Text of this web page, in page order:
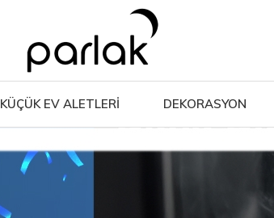
KÜÇÜK EV ALETLERİ DEKORASYON